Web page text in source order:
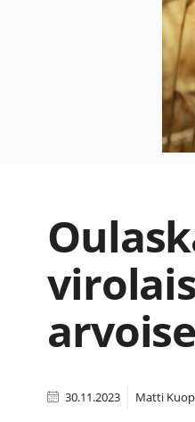
30.11.2023 Matti